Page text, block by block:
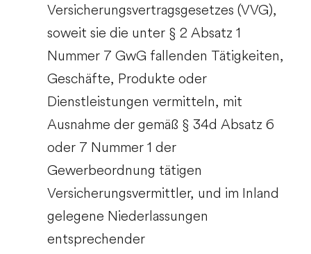
Versicherungsvertragsgesetzes (VVG),
soweit sie die unter § 2 Absatz 1
Nummer 7 GwG fallenden Tätigkeiten,
Geschäfte, Produkte oder
Dienstleistungen vermitteln, mit
Ausnahme der gemäß § 34d Absatz 6
oder 7 Nummer 1 der
Gewerbeordnung tätigen
Versicherungsvermittler, und im Inland
gelegene Niederlassungen
entsprechender